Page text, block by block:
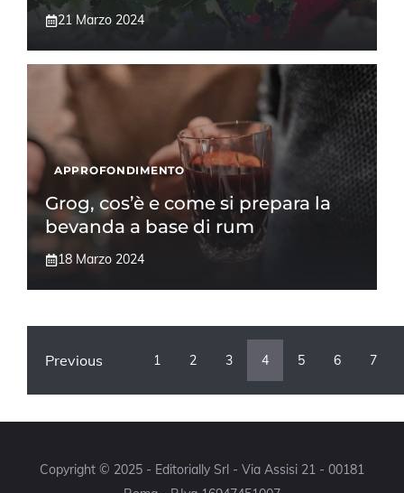
21 Marzo 2024
APPROFONDIMENTO
Grog, cos’è e come si prepara la
bevanda a base di rum
18 Marzo 2024
Previous 1 2 3 4 5 6 7
Copyright © 2025 - Editorially Srl - Via Assisi 21 - 00181